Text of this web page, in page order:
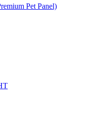
Pet Panel)